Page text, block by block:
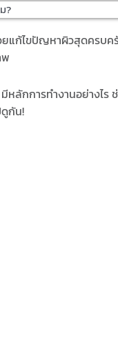
?
แก้ไขปัญหาผิวสุดครบ
พ
มีหลักการทำงานอย่างไ
ดูกัน!